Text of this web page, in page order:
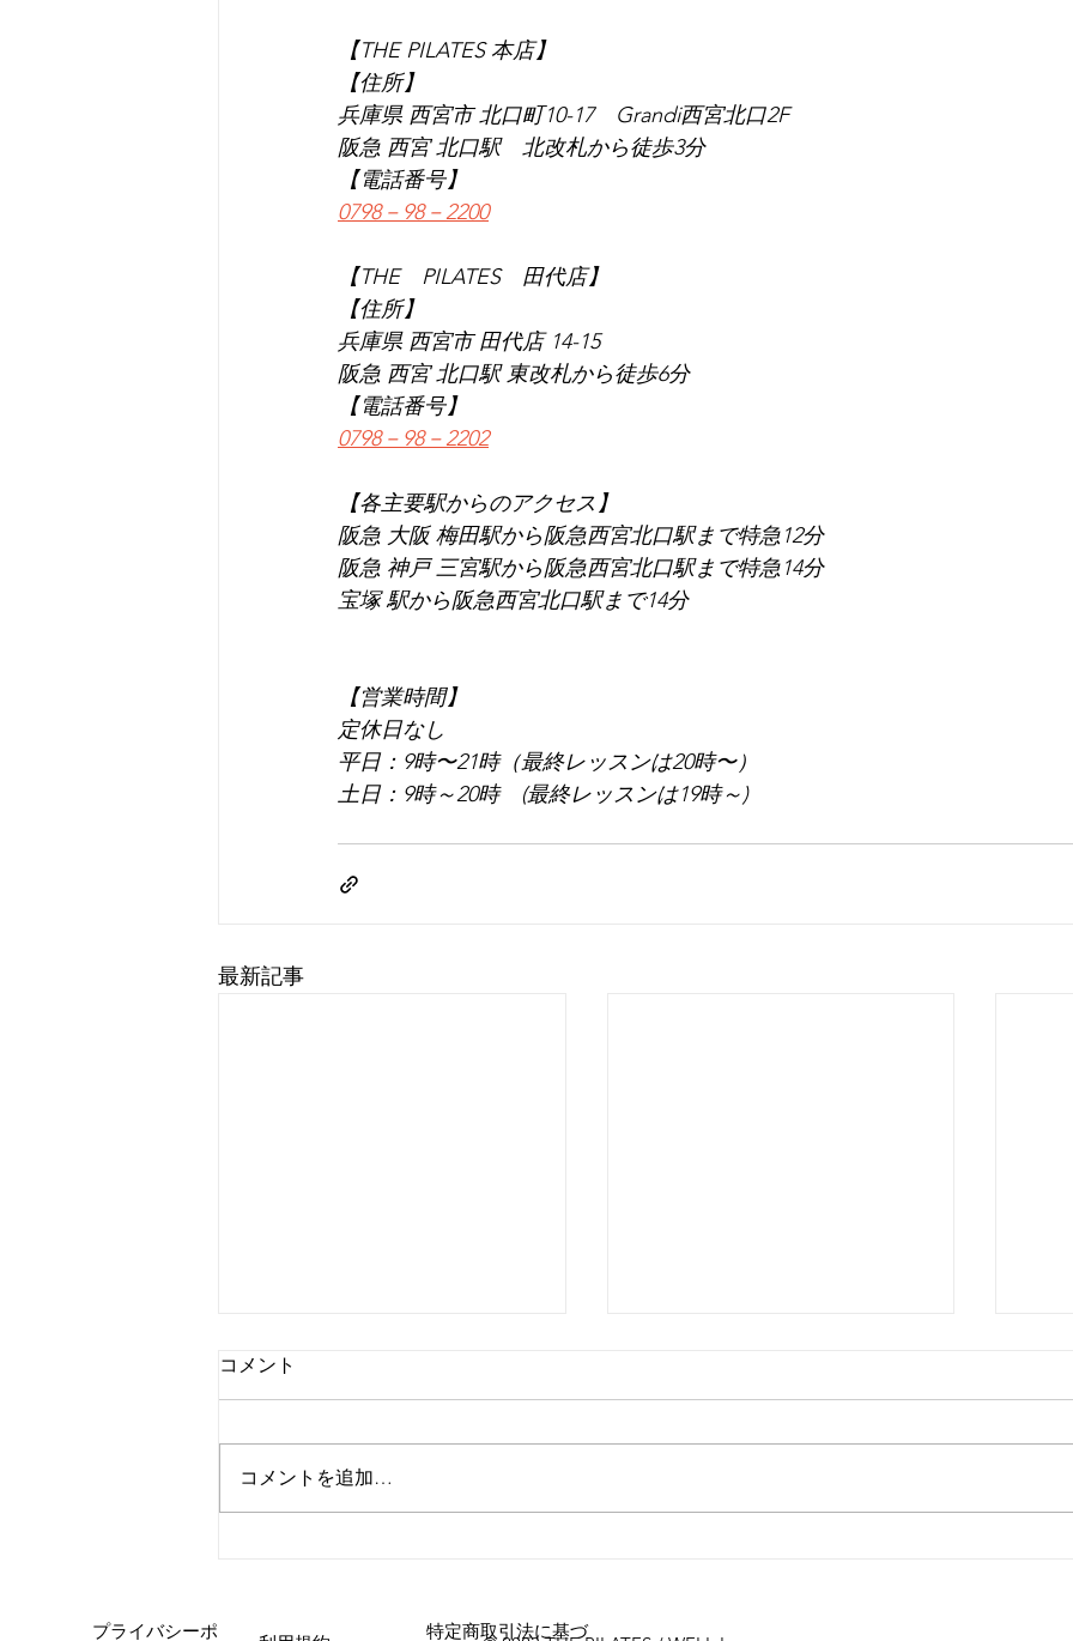
【THE PILATES 本店】
【住所】
兵庫県 西宮市 北口町10-17　Grandi西宮北口2F
阪急 西宮 北口駅　北改札から徒歩3分
【電話番号】
0798－98－2200
【THE　PILATES　田代店】
【住所】
兵庫県 西宮市 田代店 14-15
阪急 西宮 北口駅 東改札から徒歩6分
【電話番号】
0798－98－2202
【各主要駅からのアクセス】
阪急 大阪 梅田駅から阪急西宮北口駅まで特急12分
阪急 神戸 三宮駅から阪急西宮北口駅まで特急14分
宝塚 駅から阪急西宮北口駅まで14分
【営業時間】
定休日なし
平日：9時〜21時（最終レッスンは20時〜）
土日：9時～20時　(最終レッスンは19時～)
最新記事
外腿の張り感
コメント
コメントを追加…
プライバシーポ 特定商取引法に基づ